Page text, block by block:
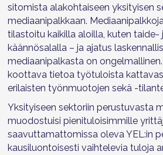
sitomista alakohtaiseen yksityisen
mediaanipalkkaan.
tilastoitu kaikilla aloilla, kuten taide-
käännösalalla – ja ajatus
mediaanipalkasta on
koottava tietoa työtuloista
erilaisten työnmuotojen sekä -
Yksityiseen sektoriin perustuvasta
muodostuisi pienituloisimmille
saavuttamattomissa oleva YEL:in
kausiluontoisesti vaihtelevia tuloja